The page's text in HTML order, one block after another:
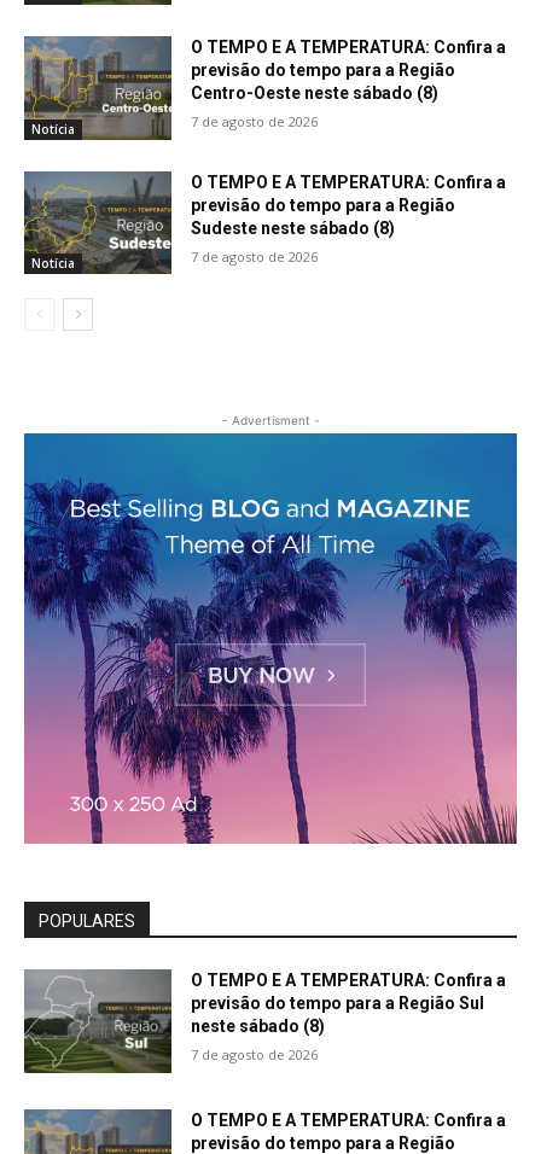
Notícia
O TEMPO E A TEMPERATURA: Confira a
previsão do tempo para a Região
Centro-Oeste neste sábado (8)
7 de agosto de 2026
Notícia
O TEMPO E A TEMPERATURA: Confira a
previsão do tempo para a Região
Sudeste neste sábado (8)
7 de agosto de 2026
- Advertisment -
POPULARES
O TEMPO E A TEMPERATURA: Confira a
previsão do tempo para a Região Sul
neste sábado (8)
7 de agosto de 2026
O TEMPO E A TEMPERATURA: Confira a
previsão do tempo para a Região